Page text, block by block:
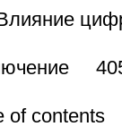
of